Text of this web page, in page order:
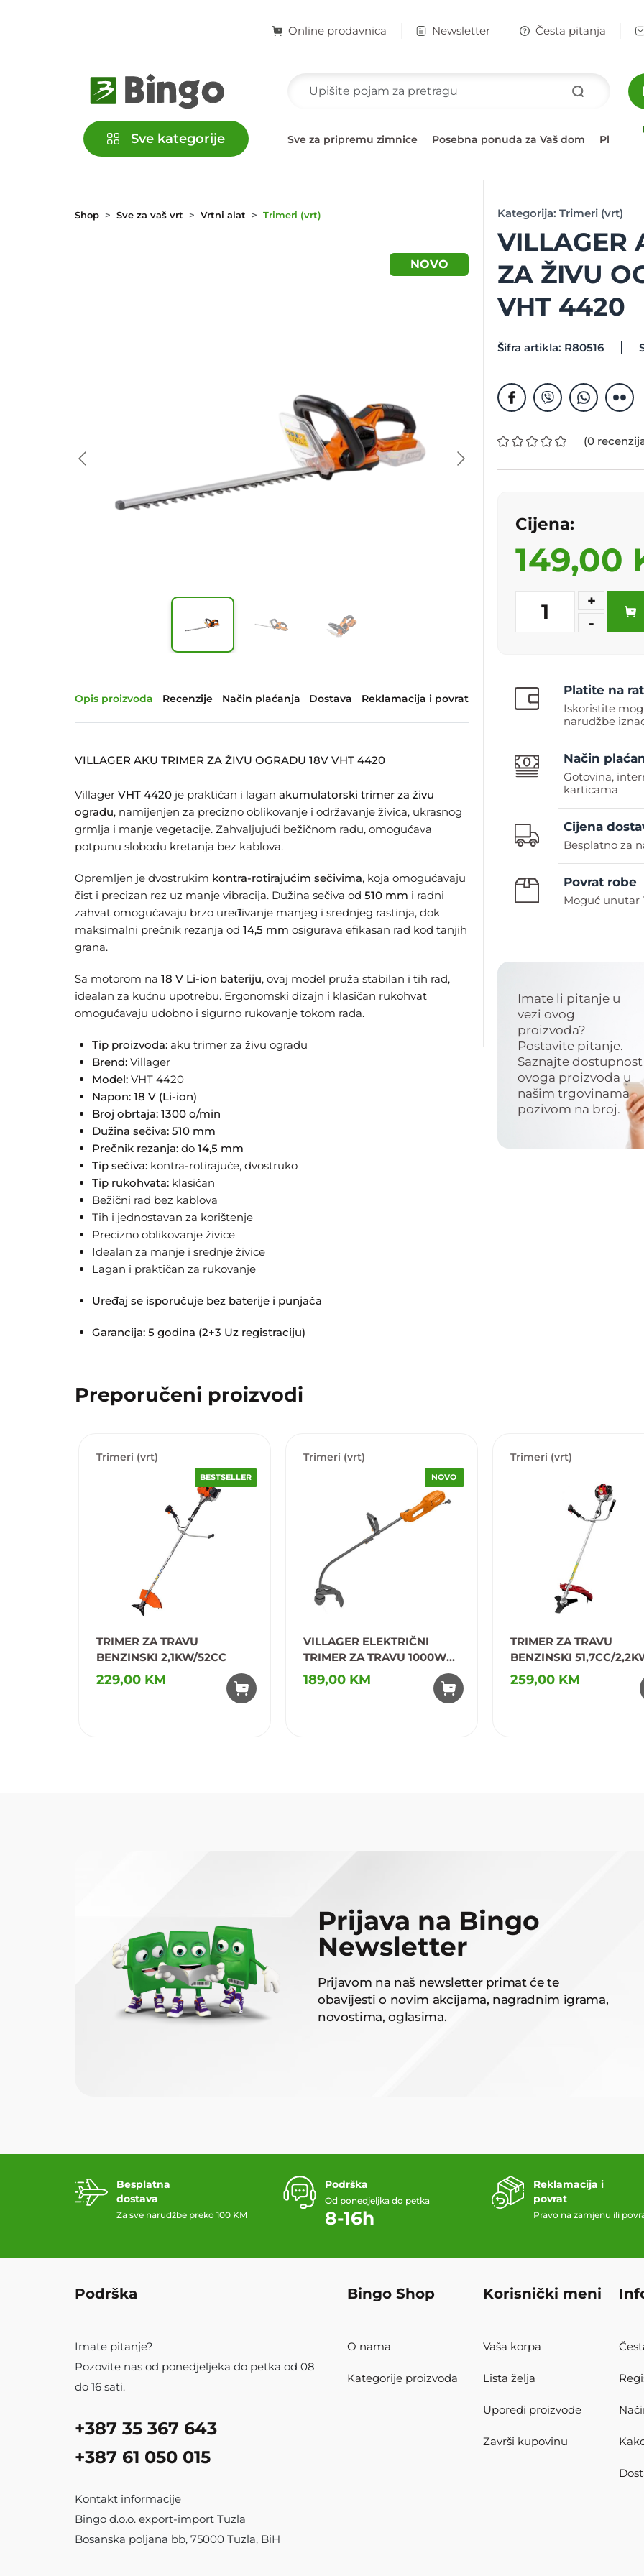
Online prodavnica Newsletter Česta pitanja
Sve kategorije
Kućni ljubimci Školski i kancelarijski pribor Sve za pripremu zimnice Posebna ponuda za Vaš dom Plažni
Shop Sve za vaš vrt Vrtni alat Trimeri (vrt)
NOVO
Opis proizvoda Recenzije Način plaćanja Dostava Reklamacija i povrat
VILLAGER AKU TRIMER ZA ŽIVU OGRADU 18V VHT 4420
Villager VHT 4420 je praktičan i lagan akumulatorski trimer za živu
ogradu, namijenjen za precizno oblikovanje i održavanje živica, ukrasnog
grmlja i manje vegetacije. Zahvaljujući bežičnom radu, omogućava
potpunu slobodu kretanja bez kablova.
Opremljen je dvostrukim kontra‑rotirajućim sečivima, koja omogućavaju
čist i precizan rez uz manje vibracija. Dužina sečiva od 510 mm i radni
zahvat omogućavaju brzo uređivanje manjeg i srednjeg rastinja, dok
maksimalni prečnik rezanja od 14,5 mm osigurava efikasan rad kod tanjih
grana.
Sa motorom na 18 V Li‑ion bateriju, ovaj model pruža stabilan i tih rad,
idealan za kućnu upotrebu. Ergonomski dizajn i klasičan rukohvat
omogućavaju udobno i sigurno rukovanje tokom rada.
Tip proizvoda: aku trimer za živu ogradu
Brend: Villager
Model: VHT 4420
Napon: 18 V (Li‑ion)
Broj obrtaja: 1300 o/min
Dužina sečiva: 510 mm
Prečnik rezanja: do 14,5 mm
Tip sečiva: kontra‑rotirajuće, dvostruko
Tip rukohvata: klasičan
Bežični rad bez kablova
Tih i jednostavan za korištenje
Precizno oblikovanje živice
Idealan za manje i srednje živice
Lagan i praktičan za rukovanje
Uređaj se isporučuje bez baterije i punjača
Garancija: 5 godina (2+3 Uz registraciju)
Kategorija: Trimeri (vrt)
VILLAGER
ZA ŽIVU
VHT 4420
Šifra artikla: R80516
(0
Cijena:
149,00
1
+
-
Platite na
Iskoristite
narudžbe
Način
Gotovina,
karticama
Cijena
Besplatno za
Povrat robe
Moguć unutar
Imate li pitanje u
vezi ovog
proizvoda?
Postavite pitanje.
Saznajte dostupnost
ovoga proizvoda u
našim trgovinama
pozivom na broj.
Preporučeni proizvodi
Trimeri (vrt)
BESTSELLER
TRIMER ZA TRAVU
BENZINSKI 2,1KW/52CC
229,00 KM
Trimeri (vrt)
NOVO
VILLAGER ELEKTRIČNI
TRIMER ZA TRAVU 1000W
ET 1005
189,00 KM
Trimeri (vrt)
TRIMER ZA TRAVU
BENZINSKI 51,7CC/
259,00 KM
Besplatna
dostava
Za sve narudžbe preko 100 KM
Podrška
Od ponedjeljka do petka
8-16h
Reklamacija i
povrat
Pravo na zamjenu ili
Podrška
Imate pitanje?
Pozovite nas od ponedjeljeka do petka od 08
do 16 sati.
+387 35 367 643
+387 61 050 015
Kontakt informacije
Bingo d.o.o. export-import Tuzla
Bosanska poljana bb, 75000 Tuzla, BiH
Bingo Shop
O nama
Kategorije proizvoda
Korisnički meni
Vaša korpa
Lista želja
Uporedi proizvode
Završi kupovinu
Prijava na Bingo
Newsletter
Prijavom na naš newsletter primat će te
obavijesti o novim akcijama, nagradnim igrama,
novostima, oglasima.